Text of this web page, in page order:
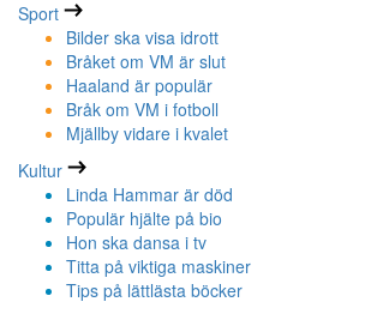
Sport
Bilder ska visa idrott
Bråket om VM är slut
Haaland är populär
Bråk om VM i fotboll
Mjällby vidare i kvalet
Kultur
Linda Hammar är död
Populär hjälte på bio
Hon ska dansa i tv
Titta på viktiga maskiner
Tips på lättlästa böcker